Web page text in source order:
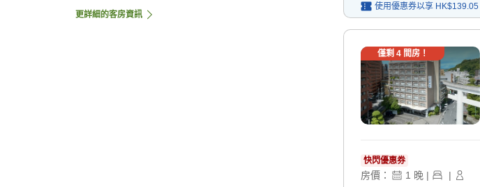
更詳細的客房資訊
使用優惠券以享 HK$139.05
僅剩 4間房！
快閃優惠券
房價： 1 晚 | |